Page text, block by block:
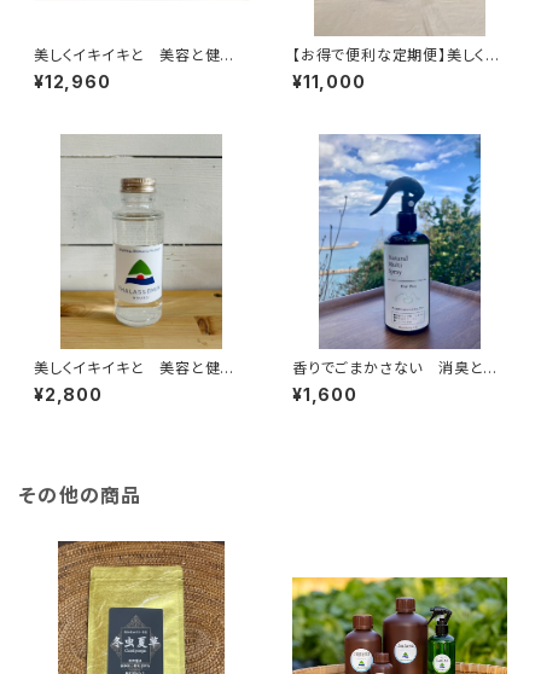
美しくイキイキと 美容と健康
のために バランス整う フル
ボ酸とミネラル原液500ml T
¥12,960
【お得で便利な定期便】美しくイ
キイキと 美容と健康のため
に バランス整う フルボ酸と
酸 フミン酸 ミネラル
¥11,000
美しくイキイキと 美容と健康
のために バランス整う フル
ボ酸とミネラル原液100ml T
¥2,800
香りでごまかさない 消臭と健
康維持を兼ねたマルチなペット
用スプレー 300ml 犬と猫の
¥1,600
その他の商品